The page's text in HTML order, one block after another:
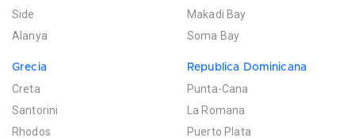
Side
Alanya
Makadi Bay
Soma Bay
Grecia
Creta
Santorini
Rhodos
Republica Dominicana
Punta-Cana
La Romana
Puerto Plata